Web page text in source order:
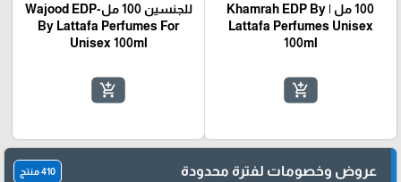
100 مل | Khamrah EDP By
Lattafa Perfumes Unisex
100ml
add_shopping_cart
للجنسين 100 مل-Wajood EDP
By Lattafa Perfumes For
Unisex 100ml
add_shopping_cart
عروض وخصومات لفترة محدودة 410 منتج